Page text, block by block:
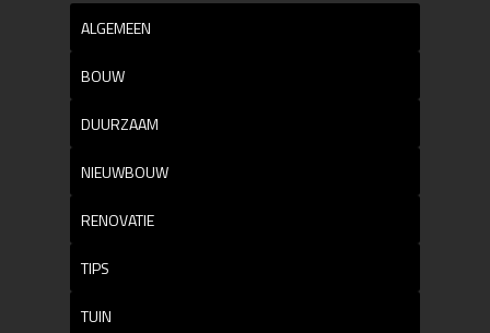
ALGEMEEN
BOUW
DUURZAAM
NIEUWBOUW
RENOVATIE
TIPS
TUIN